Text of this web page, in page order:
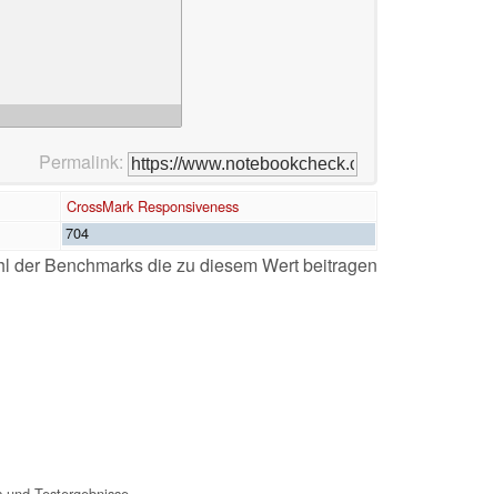
Permalink:
CrossMark Responsiveness
704
der Benchmarks die zu diesem Wert beitragen